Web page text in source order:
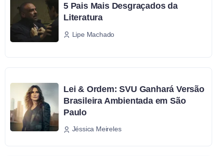
5 Pais Mais Desgraçados da
Literatura
Lipe Machado
Lei & Ordem: SVU Ganhará Versão
Brasileira Ambientada em São
Paulo
Jéssica Meireles